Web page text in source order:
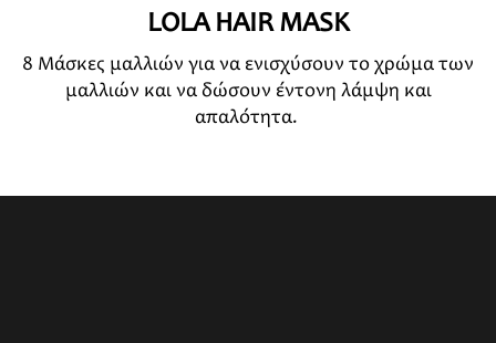
LOLA HAIR MASK
8 Μάσκες μαλλιών για να ενισχύσουν το χρώμα των
μαλλιών και να δώσουν έντονη λάμψη και
απαλότητα.